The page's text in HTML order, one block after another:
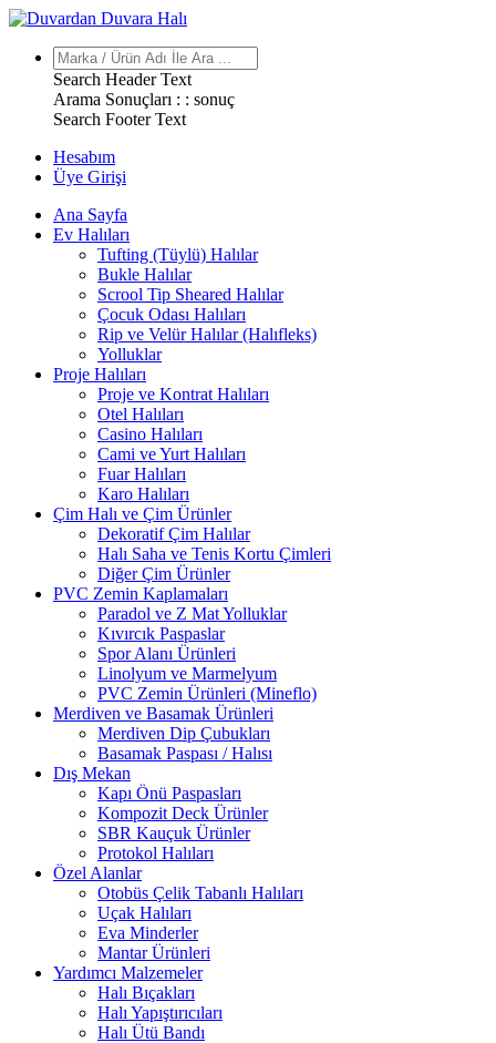
Search Header Text
Arama Sonuçları : : sonuç
Search Footer Text
Hesabım
Üye Girişi
Ana Sayfa
Ev Halıları
Tufting (Tüylü) Halılar
Bukle Halılar
Scrool Tip Sheared Halılar
Çocuk Odası Halıları
Rip ve Velür Halılar (Halıfleks)
Yolluklar
Proje Halıları
Proje ve Kontrat Halıları
Otel Halıları
Casino Halıları
Cami ve Yurt Halıları
Fuar Halıları
Karo Halıları
Çim Halı ve Çim Ürünler
Dekoratif Çim Halılar
Halı Saha ve Tenis Kortu Çimleri
Diğer Çim Ürünler
PVC Zemin Kaplamaları
Paradol ve Z Mat Yolluklar
Kıvırcık Paspaslar
Spor Alanı Ürünleri
Linolyum ve Marmelyum
PVC Zemin Ürünleri (Mineflo)
Merdiven ve Basamak Ürünleri
Merdiven Dip Çubukları
Basamak Paspası / Halısı
Dış Mekan
Kapı Önü Paspasları
Kompozit Deck Ürünler
SBR Kauçuk Ürünler
Protokol Halıları
Özel Alanlar
Otobüs Çelik Tabanlı Halıları
Uçak Halıları
Eva Minderler
Mantar Ürünleri
Yardımcı Malzemeler
Halı Bıçakları
Halı Yapıştırıcıları
Halı Ütü Bandı